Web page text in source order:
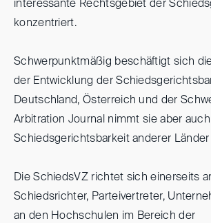
interessante Rechtsgebiet der
konzentriert.
Schwerpunktmäßig beschäftigt sich
der Entwicklung der
Deutschland, Österreich und der
Arbitration Journal nimmt sie aber
Schiedsgerichtsbarkeit anderer Länder
Die SchiedsVZ richtet sich einerseits
Schiedsrichter, Parteivertreter,
an den Hochschulen im Bereich der